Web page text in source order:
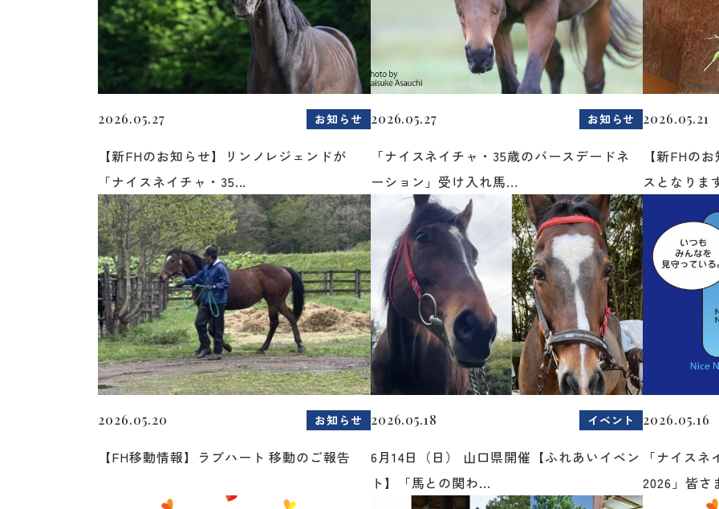
2026.05.27 お知らせ
【新FHのお知らせ】リンノレジェンドが
「ナイスネイチャ・35...
2026.05.27 お知らせ
「ナイスネイチャ・35歳のバースデードネ
ーション」受け入れ馬...
2026.05.21
【新FHの
スとなりま
2026.05.20 お知らせ
【FH移動情報】ラブハート 移動のご報告
2026.05.18 イベント
6月14日（日） 山口県開催【ふれあいイベン
ト】「馬との関わ...
2026.05.16
「ナイス
2026」皆さ